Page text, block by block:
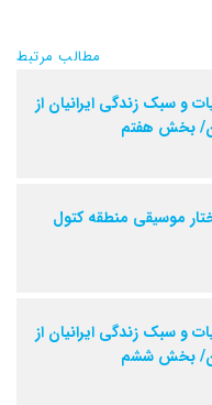
مطالب مرتبط
و سبک زندگی ایرانیان از
بخش هفتم
موسیقی منطقه کتول
و سبک زندگی ایرانیان از
بخش ششم